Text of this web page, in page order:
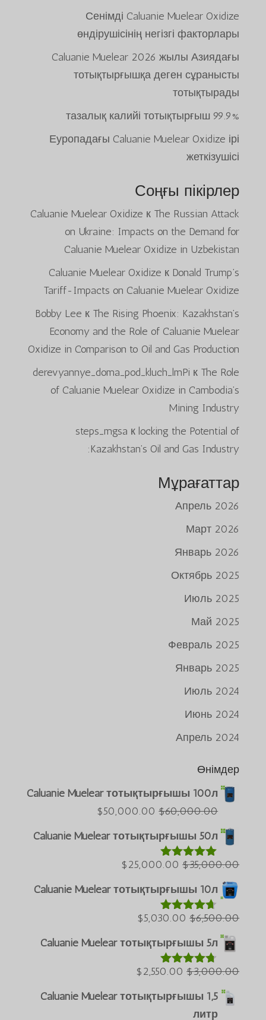
Сенімді Caluanie Muelear Oxidize
өндірушісінің негізгі факторлары
Caluanie Muelear 2026 жылы Азиядағы
тотықтырғышқа деген сұранысты
тотықтырады
99.9% тазалық калийі тотықтырғыш
Еуропадағы Caluanie Muelear Oxidize ірі
жеткізушісі
Соңғы пікірлер
Caluanie Muelear Oxidize к The Russian Attack
on Ukraine: Impacts on the Demand for
Caluanie Muelear Oxidize in Uzbekistan
Caluanie Muelear Oxidize к Donald Trump’s
Tariff-Impacts on Caluanie Muelear Oxidize
Bobby Lee к The Rising Phoenix: Kazakhstan’s
Economy and the Role of Caluanie Muelear
Oxidize in Comparison to Oil and Gas Production
derevyannye_doma_pod_kluch_lmPi к The Role
of Caluanie Muelear Oxidize in Cambodia’s
Mining Industry
steps_mgsa к locking the Potential of
Kazakhstan’s Oil and Gas Industry:
Мұрағаттар
Апрель 2026
Март 2026
Январь 2026
Октябрь 2025
Июль 2025
Май 2025
Февраль 2025
Январь 2025
Июль 2024
Июнь 2024
Апрель 2024
Өнімдер
Caluanie Muelear тотықтырғышы 100л
$60,000.00
Бастапқы
$60,000.00.
$50,000.00
Ағымдағы
бағасы:
Caluanie Muelear тотықтырғышы 50л
5-тен
5.00
бағаланды
$35,000.00
Бастапқы
$35,000.00.
$25,000.00
Ағымдағы
бағасы:
Caluanie Muelear тотықтырғышы 10л
5-тен
4.60
бағаланды
$6,500.00
Бастапқы
$6,500.00.
$5,030.00
Ағымдағы
бағасы:
Caluanie Muelear тотықтырғышы 5л
5-тен
4.64
бағаланды
$3,000.00
Бастапқы
$3,000.00.
$2,550.00
Ағымдағы
бағасы:
Caluanie Muelear тотықтырғышы 1,5
литр
日本語
한국어
Русский
ភាសាខ្មែរ
Bahasa Melayu
ພາສາລາວ
العربية
Türkçe
Português do Brasil